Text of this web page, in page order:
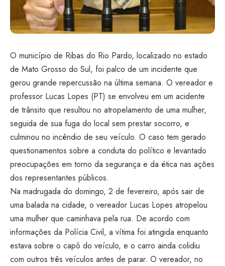
O município de Ribas do Rio Pardo, localizado no estado
de Mato Grosso do Sul, foi palco de um incidente que
gerou grande repercussão na última semana. O vereador e
professor Lucas Lopes (PT) se envolveu em um acidente
de trânsito que resultou no atropelamento de uma mulher,
seguida de sua fuga do local sem prestar socorro, e
culminou no incêndio de seu veículo. O caso tem gerado
questionamentos sobre a conduta do político e levantado
preocupações em torno da segurança e da ética nas ações
dos representantes públicos.
Na madrugada do domingo, 2 de fevereiro, após sair de
uma balada na cidade, o vereador Lucas Lopes atropelou
uma mulher que caminhava pela rua. De acordo com
informações da Polícia Civil, a vítima foi atingida enquanto
estava sobre o capô do veículo, e o carro ainda colidiu
com outros três veículos antes de parar. O vereador, no